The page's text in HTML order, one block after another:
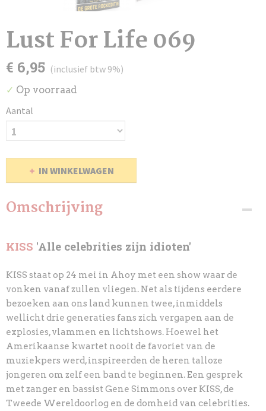
Lust For Life 069
€ 6,95 (inclusief btw 9%)
✓ Op voorraad
Aantal
IN WINKELWAGEN
Omschrijving
KISS 'Alle celebrities zijn idioten'
KISS staat op 24 mei in Ahoy met een show waar de
vonken vanaf zullen vliegen. Net als tijdens eerdere
bezoeken aan ons land kunnen twee, inmiddels
wellicht drie generaties fans zich vergapen aan de
explosies, vlammen en lichtshows. Hoewel het
Amerikaanse kwartet nooitde favoriet van de
muziekpers werd, inspireerden de heren talloze
jongeren om zelf een band te beginnen. Een gesprek
met zanger en bassist Gene Simmons over KISS, de
Tweede Wereldoorlog en de domheid van celebrities.